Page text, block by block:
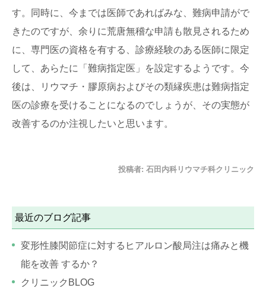
す。同時に、今までは医師であればみな、難病申請がで
きたのですが、余りに荒唐無稽な申請も散見されるため
に、専門医の資格を有する、診療経験のある医師に限定
して、あらたに「難病指定医」を設定するようです。今
後は、リウマチ・膠原病およびその類縁疾患は難病指定
医の診療を受けることになるのでしょうが、その実態が
改善するのか注視したいと思います。
投稿者: 石田内科リウマチ科クリニック
最近のブログ記事
変形性膝関節症に対するヒアルロン酸局注は痛みと機
能を改善 するか？
クリニックBLOG